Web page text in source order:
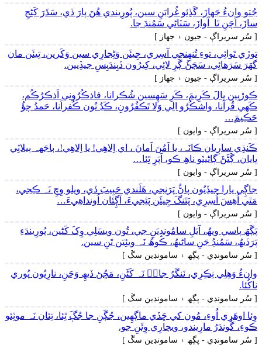
جُتو وانءُ جَھازَ، گَڏِئو غُرابَنِ سين، پُورِيندي ھُنَ پارَ ڏي، سَڌَرَ کَڻِجِ
سازَ، اَچَنِ ٿا آوازَ، سَٽاڻي سَمُنڊَ جا.
[ سُر سريراڳ - جيون ۽ جھاز ]
توڙي تَوائِي، توءِ تُنھِنجي آسِري، جِيئَن وَڻِجارِي سين وَکَرين، تِيئَن مان
گهَرَ سَرَھائِي، سَڄَڻُ ڳَرِ لائِي، کِيرُون ڏيِندَيِسِ جيڏِيين.
[ سُر سريراڳ - جيون ۽ جھاز ]
ڪوڙيِين ڀالَ ڪَرِيمَ، ڪَرِ سَھِسين شُڪرانا، فاذڪُرُونِي اَذڪرُڪُم،
ڪَھي قُرآنا، واشڪُرُو الِي وَلا تَڪفُرُونِ، ڪَڍُ تُون ڪُفراَنا، حَمدُ چؤُ
حَڪِيمَ…
[ سُر سريراڳ - وايون ]
ڪَنڌِي سارِيان ڪانَہ، يا اَمُنَ اَمانَ ، اي اِلاھِي! يا اِلاھِي!، ٻاجَهہ ٻيلاٽِي
ڀايان، ڳَڻَڻَ ڳاڻيٽو ناھِ ڪو، اَپَرِ ٿِئا…
[ سُر سريراڳ - وايون ]
جاڳِي يارا جيڏِيُون پاڻُ پَرَنِجي، ھَلَندي حَبِيبَ ڏي، ويلو وِچِ نَہ ڪِجي،
مَٿي اُھِسَ اُسِرِي، پَتَنگَ جِيئَن پَئِجيءَ، اَڳِئان اُونداھِيءَ…
[ سُر سريراڳ - وايون ]
پَڳَھَ پاسي ويھُ، آيَلِ سامُونڊِيَنِ جي، تُون ويسَلِي وِکَ کَڻين، پُورِيندَءِ
پَرَڏيھُ، سَمُنڊُ جَنِ ساڻيھُ، ڪوھُ نَہ ويئِيَن تَنِ سين.
[ سُر سامونڊي - پڳھ ۽ سامونڊين سڱ ]
وانءُ وَھِلِي نِڪِرِي، نَنگَرُ جانۡ نَہ کَڻَنِ، مَڇُڻ ڏيھِ وَڃَنِ، نارِيُون پُوري
ناکُئا.
[ سُر سامونڊي - پڳھ ۽ سامونڊين سڱ ]
وِئا اوھَرِي اُوءِ، مُون کي ڇَڏي ماڳھِين، جُڳَنِ جا جُڳَ ٿِئا، تِئان نَہ موٽِئو
ڪوءِ، گُوندَرُ مارِيندو، ويچارِي وِئَنِ جو.
[ سُر سامونڊي - پڳھ ۽ سامونڊين سڱ ]